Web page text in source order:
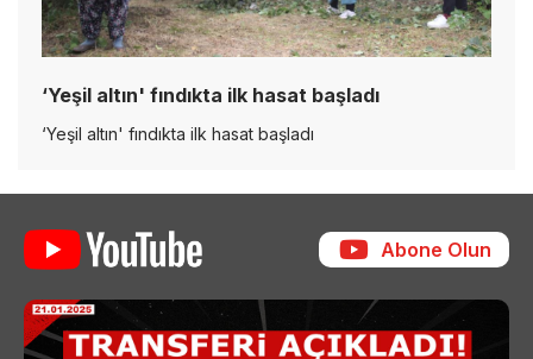
‘Yeşil altın' fındıkta ilk hasat başladı
‘Yeşil altın' fındıkta ilk hasat başladı
Abone Olun